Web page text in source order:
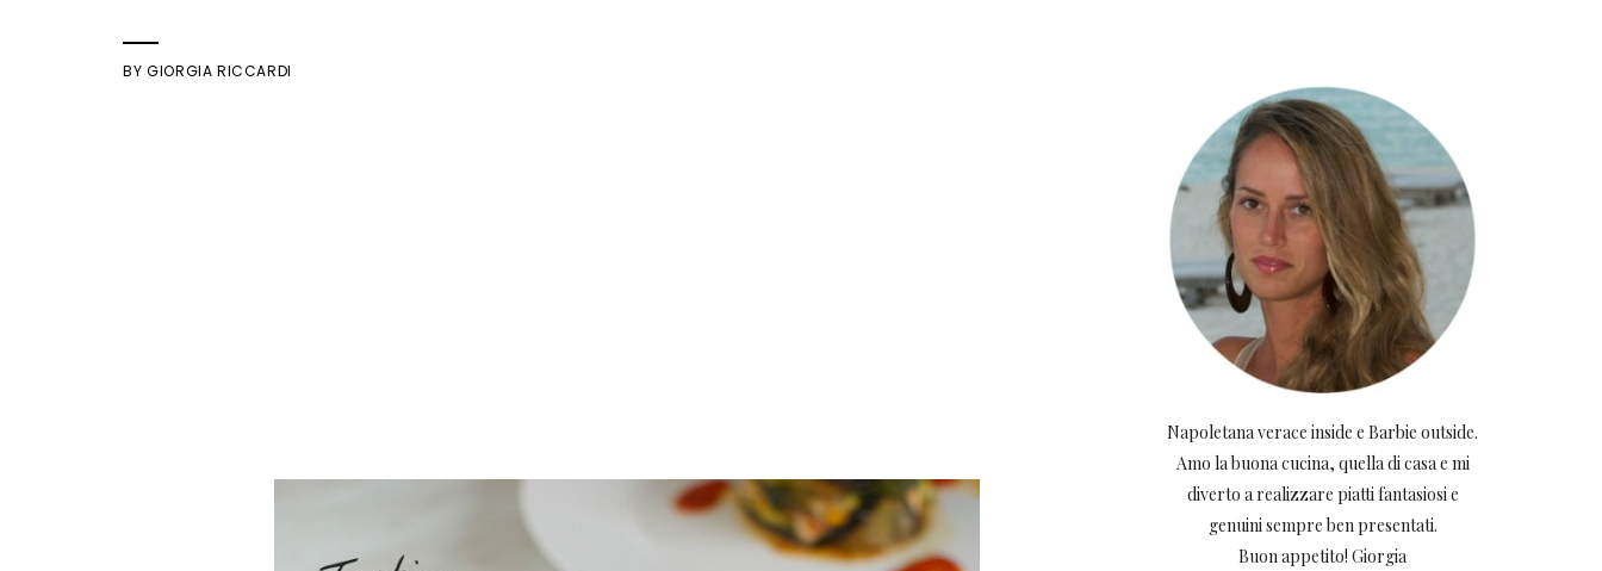
BYGIORGIA RICCARDI
Napoletana verace inside e Barbie outside.
Amo la buona cucina, quella di casa e mi
diverto a realizzare piatti fantasiosi e
genuini sempre ben presentati.
Buon appetito! Giorgia